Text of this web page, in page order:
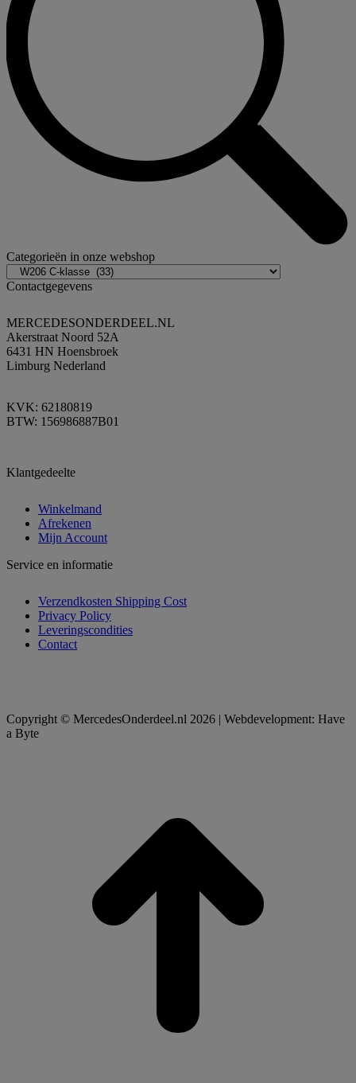
Categorieën in onze webshop
Contactgegevens
MERCEDESONDERDEEL.NL
Akerstraat Noord 52A
6431 HN Hoensbroek
Limburg Nederland
KVK: 62180819
BTW: 156986887B01
Klantgedeelte
Winkelmand
Afrekenen
Mijn Account
Service en informatie
Verzendkosten Shipping Cost
Privacy Policy
Leveringscondities
Contact
Copyright © MercedesOnderdeel.nl 2026 | Webdevelopment: Have
a Byte